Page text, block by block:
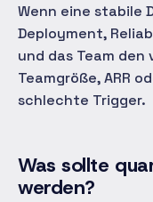
Wenn eine stabile
Deployment,
und das Team
Teamgröße, ARR
schlechte Trigger.
Was sollte
werden?